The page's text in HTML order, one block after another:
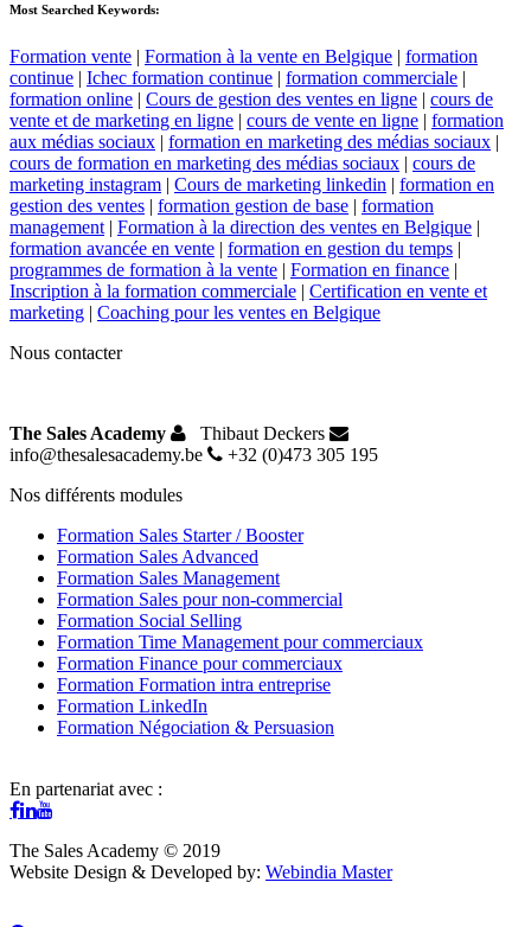
Most Searched Keywords:
Formation vente | Formation à la vente en Belgique | formation
continue | Ichec formation continue | formation commerciale |
formation online | Cours de gestion des ventes en ligne | cours de
vente et de marketing en ligne | cours de vente en ligne | formation
aux médias sociaux | formation en marketing des médias sociaux |
cours de formation en marketing des médias sociaux | cours de
marketing instagram | Cours de marketing linkedin | formation en
gestion des ventes | formation gestion de base | formation
management | Formation à la direction des ventes en Belgique |
formation avancée en vente | formation en gestion du temps |
programmes de formation à la vente | Formation en finance |
Inscription à la formation commerciale | Certification en vente et
marketing | Coaching pour les ventes en Belgique
Nous contacter
The Sales Academy
Thibaut Deckers
info@thesalesacademy.be
+32 (0)473 305 195
Nos différents modules
Formation Sales Starter / Booster
Formation Sales Advanced
Formation Sales Management
Formation Sales pour non-commercial
Formation Social Selling
Formation Time Management pour commerciaux
Formation Finance pour commerciaux
Formation Formation intra entreprise
Formation LinkedIn
Formation Négociation & Persuasion
En partenariat avec :
The Sales Academy © 2019
Website Design & Developed by: Webindia Master